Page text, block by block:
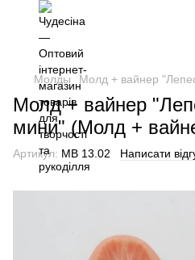
Молды Молд + вайнер
Молд + вайнер
мини" (Молд +
Артикул: МВ 13.02 Написати